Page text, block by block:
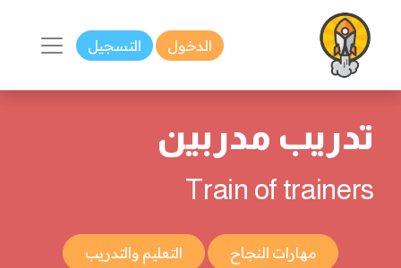
الدخول التسجيل
تدريب مدربين
Train of trainers
مهارات النجاح التعليم والتدريب